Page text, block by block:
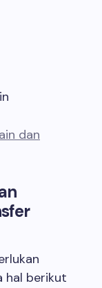
dan
hal berikut